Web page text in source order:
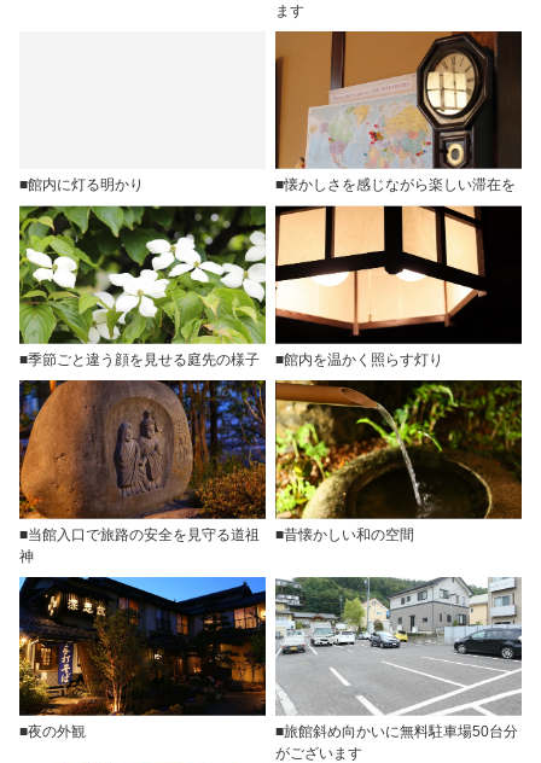
ます
■館内に灯る明かり ■懐かしさを感じながら楽しい滞在を
■季節ごと違う顔を見せる庭先の様子 ■館内を温かく照らす灯り
■当館入口で旅路の安全を見守る道祖
神
■昔懐かしい和の空間
■夜の外観
■旅館斜め向かいに無料駐車場50台分
がございます